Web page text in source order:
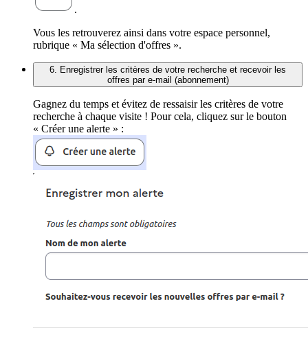
.
Vous les retrouverez ainsi dans votre espace personnel,
rubrique « Ma sélection d'offres ».
6. Enregistrer les critères de votre recherche et recevoir les
offres par e-mail (abonnement)
Gagnez du temps et évitez de ressaisir les critères de votre
recherche à chaque visite ! Pour cela, cliquez sur le bouton
« Créer une alerte » :